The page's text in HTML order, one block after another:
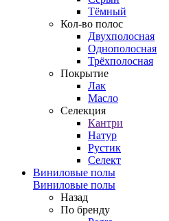
Тёмный
Кол-во полос
Двухполосная
Однополосная
Трёхполосная
Покрытие
Лак
Масло
Селекция
Кантри
Натур
Рустик
Селект
Виниловые полы
Виниловые полы
Назад
По бренду